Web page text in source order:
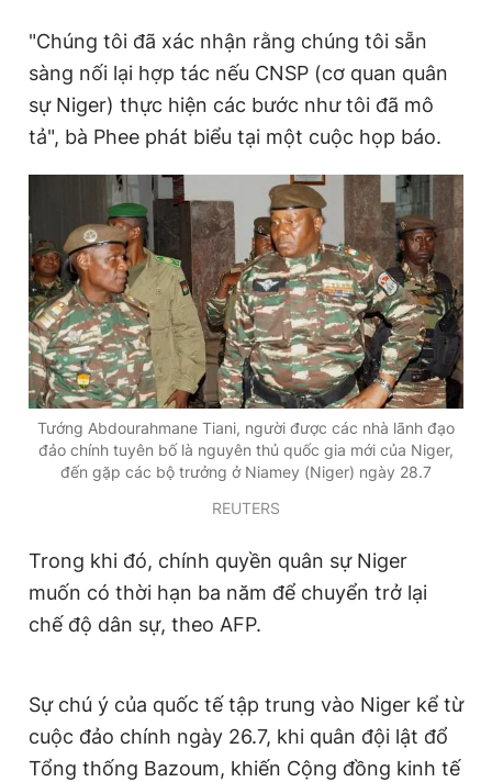
0906 645 777 0908 780 404
Đặt báo Quảng cáo RSS Tòa soạn Chính sách bảo
Tổng biên tập: Nguyễn Ngọc Toàn
Phó tổng biên tập: Lâm Hiếu Dũng
Phó tổng biên tập: Trần Việt Hưng
Tổng thư ký tòa soạn: Đức Trung
Giấy phép xuất bản số 110/GP - BTTTT cấp ngày 24.3.2020
© 2003-2026 Bản quyền thuộc về Báo Thanh Niên. Cấm sao
chép dưới mọi hình thức nếu không có sự chấp thuận bằng văn
bản. Phát triển bởi ePi Technologies, JSC.
"Chúng tôi đã xác nhận rằng chúng tôi sẵn
sàng nối lại hợp tác nếu CNSP (cơ quan quân
sự Niger) thực hiện các bước như tôi đã mô
tả", bà Phee phát biểu tại một cuộc họp báo.
Tướng Abdourahmane Tiani, người được các nhà lãnh đạo
đảo chính tuyên bố là nguyên thủ quốc gia mới của Niger,
đến gặp các bộ trưởng ở Niamey (Niger) ngày 28.7
REUTERS
Trong khi đó, chính quyền quân sự Niger
muốn có thời hạn ba năm để chuyển trở lại
chế độ dân sự, theo AFP.
Sự chú ý của quốc tế tập trung vào Niger kể từ
cuộc đảo chính ngày 26.7, khi quân đội lật đổ
Tổng thống Bazoum, khiến Cộng đồng kinh tế